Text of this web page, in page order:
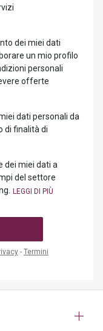
dei miei dati
un mio profilo
personali
offerte
dati personali da
di finalità di
dei miei dati a
del settore
- Termini